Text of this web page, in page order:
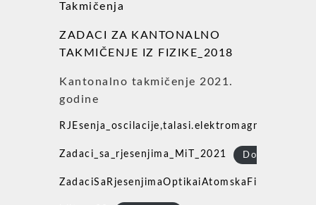
Takmičenja
ZADACI ZA KANTONALNO
TAKMIČENJE IZ FIZIKE_2018
Kantonalno takmičenje 2021.
godine
RJEsenja_oscilacije,talasi.elektromagnetizam
Zadaci_sa_rjesenjima_MiT_2021 Download
ZadaciSaRjesenjimaOptikaiAtomskaFizika